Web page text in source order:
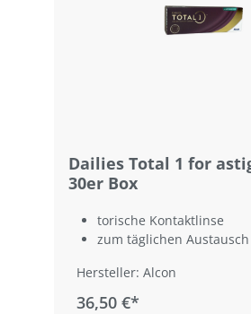
Dailies Total 1 for
30er Box
torische Kontaktlinse
zum täglichen Austausch
Hersteller: Alcon
36,50 €*